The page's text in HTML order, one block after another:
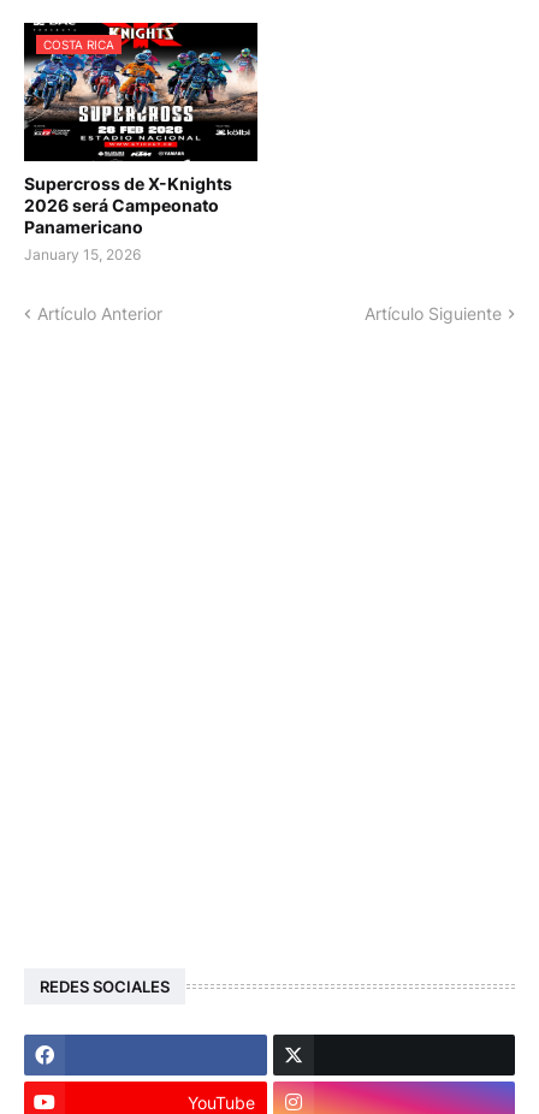
COSTA RICA
Supercross de X-Knights
2026 será Campeonato
Panamericano
January 15, 2026
Artículo Anterior Artículo Siguiente
REDES SOCIALES
YouTube